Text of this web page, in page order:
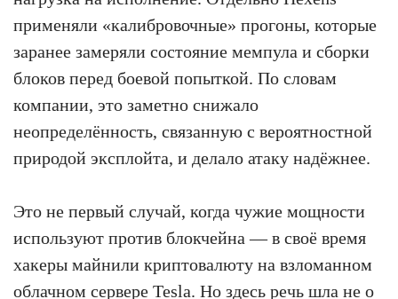
применяли «калибровочные» прогоны, которые
заранее замеряли состояние мемпула и сборки
блоков перед боевой попыткой. По словам
компании, это заметно снижало
неопределённость, связанную с вероятностной
природой эксплойта, и делало атаку надёжнее.
Это не первый случай, когда чужие мощности
используют против блокчейна — в своё время
хакеры майнили криптовалюту на взломанном
облачном сервере Tesla. Но здесь речь шла не о